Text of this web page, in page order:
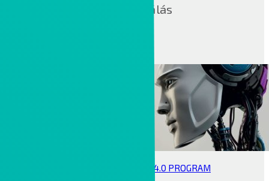
optimalizálás
KONTRON UNIVERSITY 4.0 PROGRAM